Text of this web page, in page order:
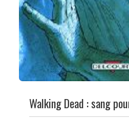
Walking Dead : sang